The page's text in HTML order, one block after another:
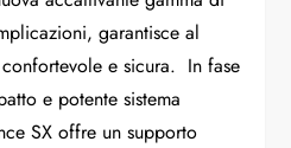
garantisce al
e sicura. In fase
e potente sistema
SX offre un supporto